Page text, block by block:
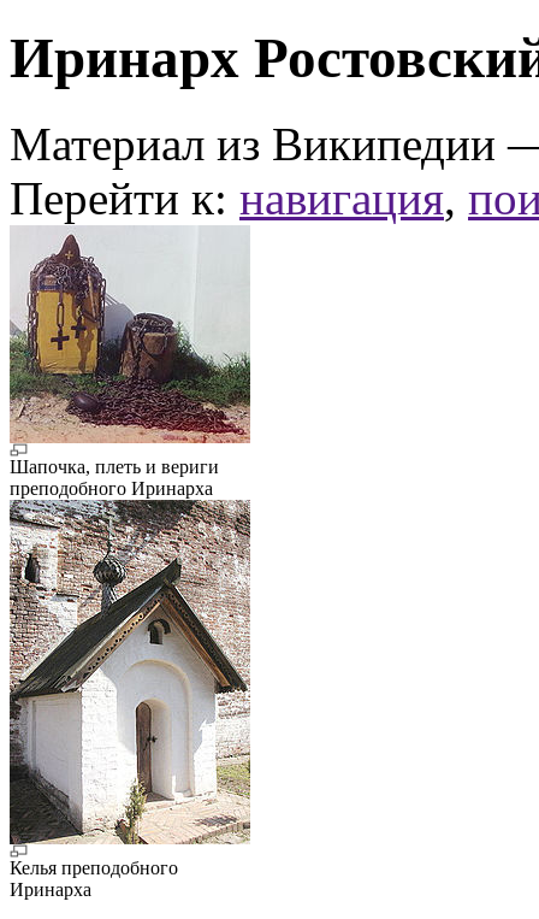
Иринарх
Материал из Википедии
Перейти к: навигация,
Шапочка, плеть и вериги
преподобного Иринарха
Келья преподобного
Иринарха